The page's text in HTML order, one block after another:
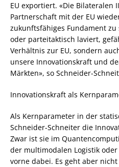
EU exportiert. «Die Bilateralen
Partnerschaft mit der EU
zukunftsfähiges Fundament
oder parteitaktisch laviert,
Verhältnis zur EU, sondern
unsere Innovationskraft und
Märkten», so Schneider-
Innovationskraft als
Als Kernparameter in der
Schneider-Schneiter die
Zwar ist sie im
der multimodalen Logistik
vorne dabei. Es geht aber